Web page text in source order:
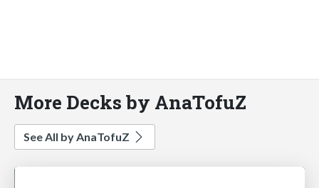
More Decks by AnaTofuZ
See All by AnaTofuZ